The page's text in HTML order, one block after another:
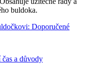
buldoka.
Doporučené